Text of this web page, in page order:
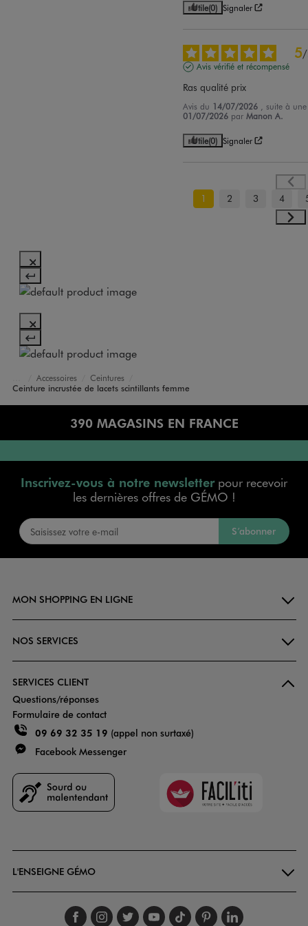
Utile(0) Signaler
5/
Avis vérifié et récompensé
Ras qualité prix
Avis du 14/07/2026
, suite à
01/07/2026 parManon A.
Utile(0) Signaler
1 2 3 4
Accueil
Femme
Sacs et Accessoires
Accessoires
Ceintures
Ceinture incrustée de lacets scintillants femme
390 MAGASINS EN FRANCE
Inscrivez-vous à notre newsletterpour recevoir
les dernières offres de GÉMO !
S’abonner
MON SHOPPING EN LIGNE
NOS SERVICES
SERVICES CLIENT
Questions/réponses
Formulaire de contact
09 69 32 35 19 (appel non surtaxé)
Facebook Messenger
Faciliti
L'ENSEIGNE GÉMO